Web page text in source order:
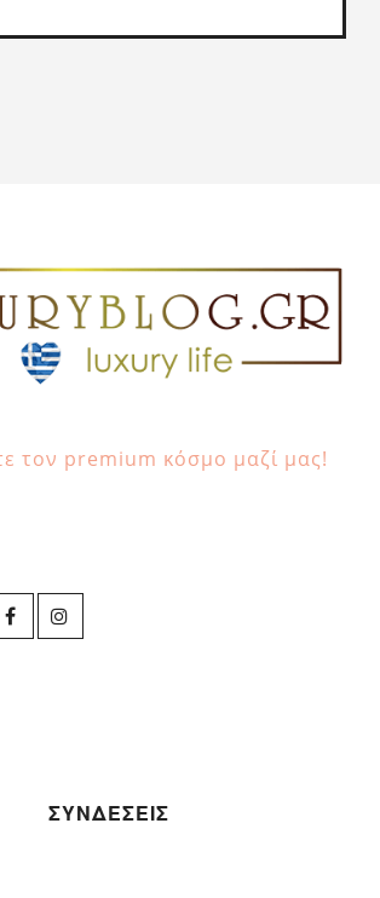
τον premium κόσμο μαζί μας!
ΣΥΝΔΕΣΕΙΣ